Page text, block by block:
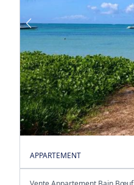
APPARTEMENT